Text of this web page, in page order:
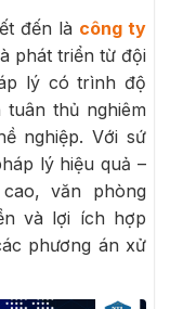
đến là công ty
phát triển từ đội
lý có trình độ
thủ nghiêm
nghiệp. Với sứ
lý hiệu quả –
văn phòng
và lợi ích hợp
phương án xử